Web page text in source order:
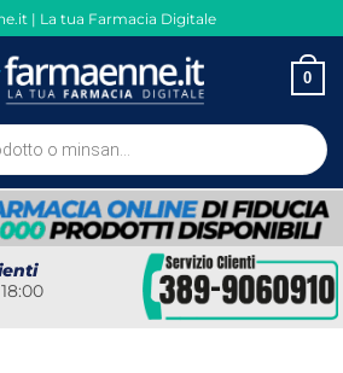
| La tua Farmacia Digitale
0